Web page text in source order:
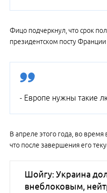
Фицо подчеркнул, что срок
президентском посту Франции
- Европе нужны такие
В апреле этого года, во
что после завершения его
Шойгу: Украина
внеблоковым,